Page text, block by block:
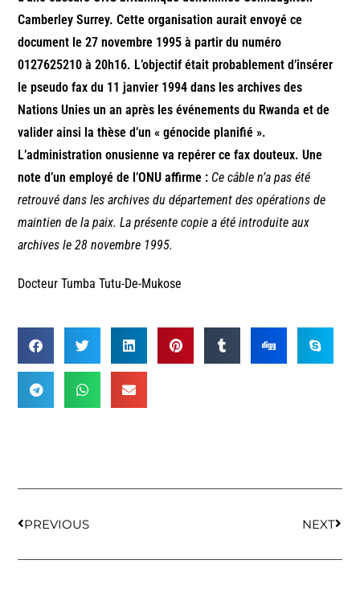
Camberley Surrey. Cette organisation aurait envoyé ce
document le 27 novembre 1995 à partir du numéro
0127625210 à 20h16. L’objectif était probablement d’insérer
le pseudo fax du 11 janvier 1994 dans les archives des
Nations Unies un an après les événements du Rwanda et de
valider ainsi la thèse d’un « génocide planifié ».
L’administration onusienne va repérer ce fax douteux. Une
note d’un employé de l’ONU affirme : Ce câble n’a pas été
retrouvé dans les archives du département des opérations de
maintien de la paix. La présente copie a été introduite aux
archives le 28 novembre 1995.
Docteur Tumba Tutu-De-Mukose
PREVIOUS NEXT